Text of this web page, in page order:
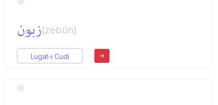
زبون(zebün)
Lugat-ı Cudi